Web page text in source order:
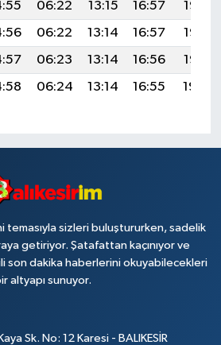
06:22 13:15 16:57
19:58
06:22 13:14 16:57
19:56
06:23 13:14 16:56
19:55
06:24 13:14 16:55 19:54
temasıyla sizleri buluştururken, sadelik
getiriyor. Şatafattan kaçınıyor ve
son dakika haberlerini okuyabilecekleri
altyapı sunuyor.
Sk. No: 12 Karesi - BALIKESİR